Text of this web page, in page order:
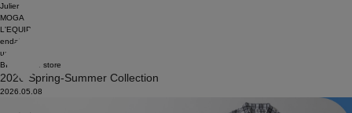
Julier
MOGA
L'EQUIPE
endalence
unbilanc
BIGI online store
2026 Spring-Summer Collection
2026.05.08